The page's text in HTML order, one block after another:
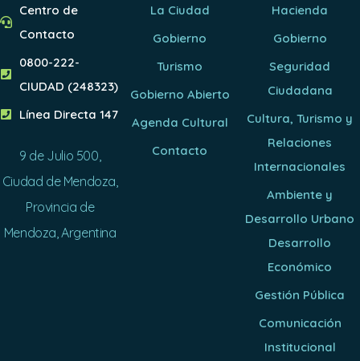
Centro de
Contacto
0800-222-
CIUDAD (248323)
Línea Directa 147
9 de Julio 500,
Ciudad de Mendoza,
Provincia de
Mendoza, Argentina
La Ciudad
Gobierno
Turismo
Gobierno Abierto
Agenda Cultural
Contacto
Hacienda
Gobierno
Seguridad
Ciudadana
Cultura, Turismo y
Relaciones
Internacionales
Ambiente y
Desarrollo Urbano
Desarrollo
Económico
Gestión Pública
Comunicación
Institucional